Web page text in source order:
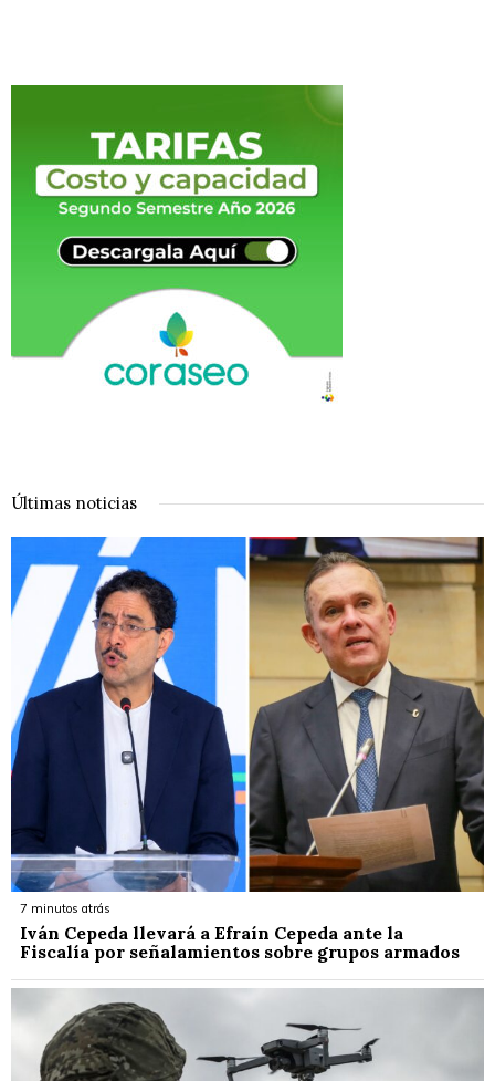
Últimas noticias
7 minutos atrás
Iván Cepeda llevará a Efraín Cepeda ante la
Fiscalía por señalamientos sobre grupos armados